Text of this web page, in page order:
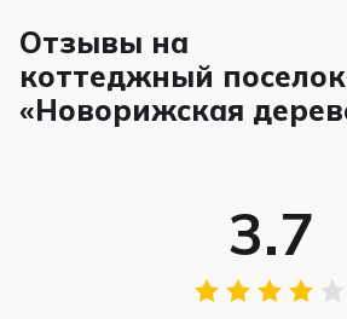
Отзывы на
коттеджный поселок
«Новорижская
3.7